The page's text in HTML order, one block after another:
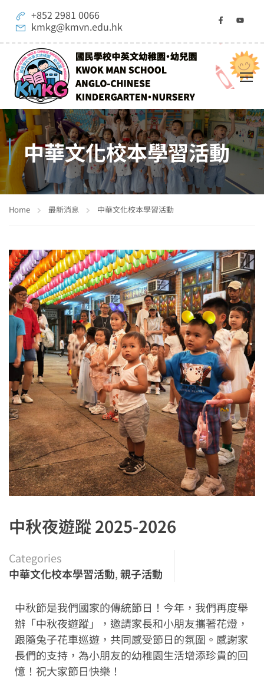
+852 2981 0066
kmkg@kmvn.edu.hk
中華文化校本學習活動
Home 最新消息 中華文化校本學習活動
中秋夜遊蹤 2025-2026
Categories
中華文化校本學習活動,親子活動
中秋節是我們國家的傳統節日！今年，我們再度舉
辦「中秋夜遊蹤」，邀請家長和小朋友攜著花燈，
跟隨兔子花車巡遊，共同感受節日的氛圍。感謝家
長們的支持，為小朋友的幼稚園生活增添珍貴的回
憶！祝大家節日快樂！